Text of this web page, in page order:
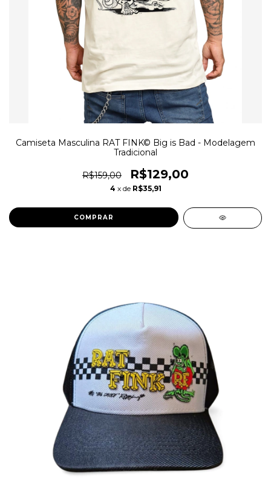
Camiseta Masculina RAT FINK© Big is Bad - Modelagem
Tradicional
R$159,00 R$129,00
4 x de R$35,91
COMPRAR